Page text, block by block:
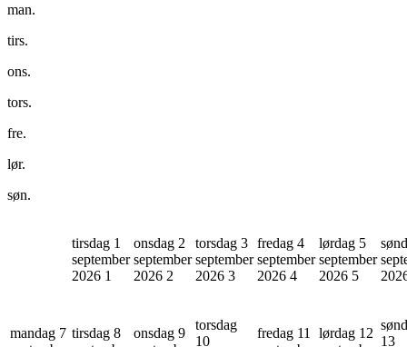
man.
tirs.
ons.
tors.
fre.
lør.
søn.
tirsdag 1
september
2026 1
onsdag 2
september
2026 2
torsdag 3
september
2026 3
fredag 4
september
2026 4
lørdag 5
september
2026 5
mandag 7 tirsdag 8
onsdag 9
torsdag
10
fredag 11
lørdag 12
13